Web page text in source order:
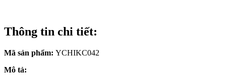
Thông tin chi tiết:
Mã sản phẩm: YCHIKC042
Mô tả: